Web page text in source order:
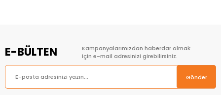
E-BÜLTEN
Kampanyalarımızdan haberdar olmak
için e-mail adresinizi girebilirsiniz.
Gönder